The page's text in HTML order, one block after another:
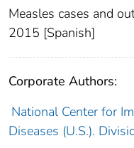
Measles cases and
2015 [Spanish]
Corporate Authors:
National Center for
Diseases (U.S.).